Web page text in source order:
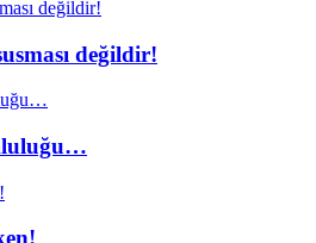
değildir!